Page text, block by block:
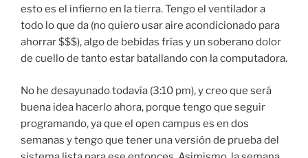
esto es el infierno en la tierra. Tengo el ventilador a
todo lo que da (no quiero usar aire acondicionado para
ahorrar $$$), algo de bebidas frías y un soberano dolor
de cuello de tanto estar batallando con la computadora.
No he desayunado todavía (3:10 pm), y creo que será
buena idea hacerlo ahora, porque tengo que seguir
programando, ya que el open campus es en dos
semanas y tengo que tener una versión de prueba del